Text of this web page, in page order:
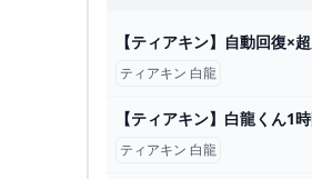
ティアキン 白龍
ティアキン 白龍